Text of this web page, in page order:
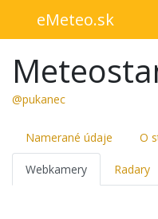
eMeteo.sk
@pukanec
Namerané údaje O
Webkamery Radary